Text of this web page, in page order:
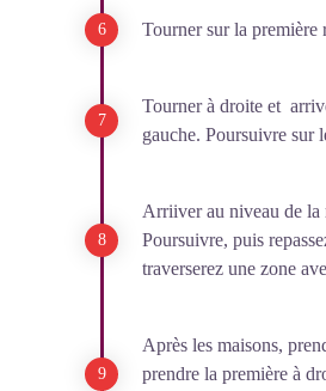
Tourner sur la première
Tourner à droite et
gauche. Poursuivre sur
Arriiver au niveau de la
Poursuivre, puis
traverserez une zone
Après les maisons,
prendre la première à